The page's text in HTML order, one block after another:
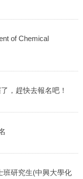
of Chemical
，趕快去報名吧！
班研究生(中興大學化